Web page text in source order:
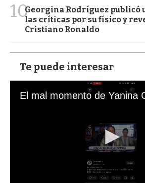
10Georgina Rodríguez publicó
las críticas por su físico y
Cristiano Ronaldo
Te puede interesar